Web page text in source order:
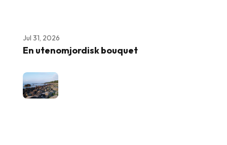
Jul 31, 2026
En utenomjordisk bouquet